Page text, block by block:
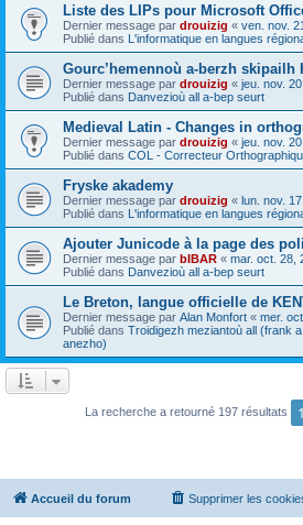
Liste des LIPs pour Microsoft
Dernier message par drouizig « ven. nov.
Publié dans L'informatique en langues
Gourc’hemennoù a-berzh skipailh
Dernier message par drouizig « jeu. nov.
Publié dans Danvezioù all a-bep seurt
Medieval Latin - Changes in
Dernier message par drouizig « jeu. nov.
Publié dans COL - Correcteur
Fryske akademy
Dernier message par drouizig « lun. nov.
Publié dans L'informatique en langues
Ajouter Junicode à la page des
Dernier message par bIBAR « mar. oct. 28,
Publié dans Danvezioù all a-bep seurt
Le Breton, langue officielle de
Dernier message par Alan Monfort « mer.
Publié dans Troidigezh meziantoù all (frank
anezho)
La recherche a retourné 197 résultats 1
Accueil du forum Supprimer les